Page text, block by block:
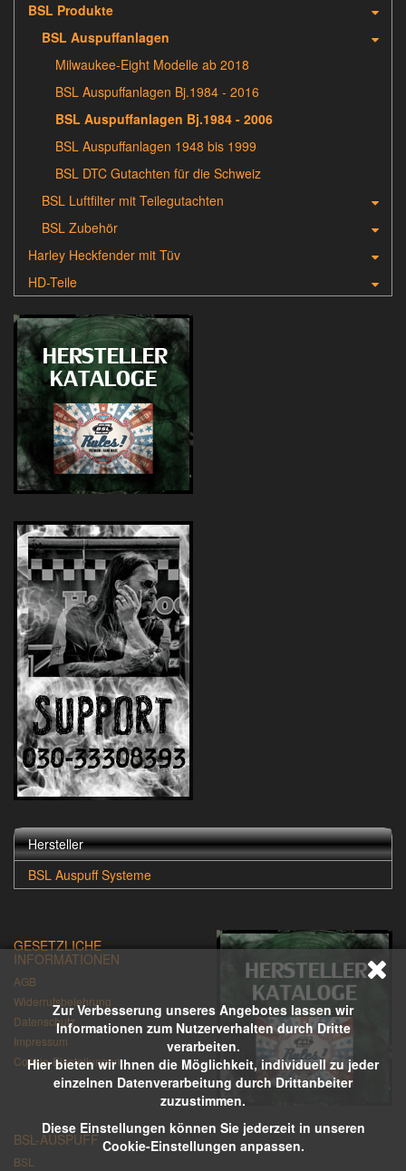
Zur Verbesserung unseres Angebotes lassen wir
Informationen zum Nutzerverhalten durch Dritte
verarbeiten.
Hier bieten wir Ihnen die Möglichkeit, individuell zu jeder
einzelnen Datenverarbeitung durch Drittanbeiter
zuzustimmen.
Diese Einstellungen können Sie jederzeit in unseren
Cookie-Einstellungen anpassen.
BSL Produkte
BSL Auspuffanlagen
Milwaukee-Eight Modelle ab 2018
BSL Auspuffanlagen Bj.1984 - 2016
BSL Auspuffanlagen Bj.1984 - 2006
BSL Auspuffanlagen 1948 bis 1999
BSL DTC Gutachten für die Schweiz
BSL Luftfilter mit Teilegutachten
BSL Zubehör
Harley Heckfender mit Tüv
HD-Teile
Hersteller
BSL Auspuff Systeme
GESETZLICHE
INFORMATIONEN
AGB
Widerrufsbelehrung
Datenschutz
Impressum
Cookie-Einstellungen
BSL-AUSPUFF
BSL